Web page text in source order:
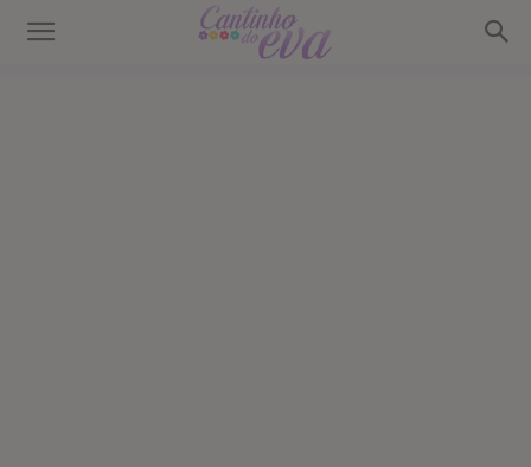
Cantinho